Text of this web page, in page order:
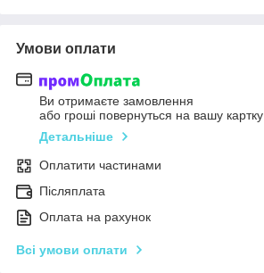
Умови оплати
Ви отримаєте замовлення
або гроші повернуться на вашу картку
Детальніше
Оплатити частинами
Післяплата
Оплата на рахунок
Всі умови оплати